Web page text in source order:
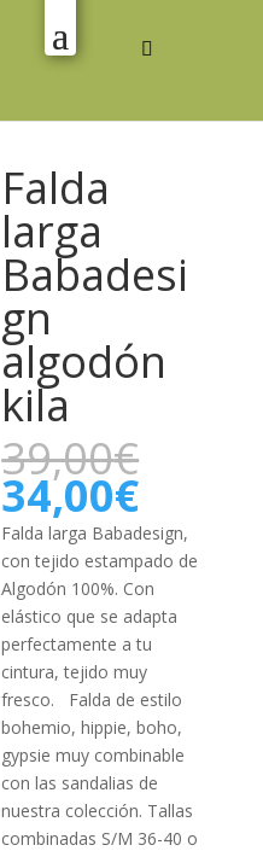
Falda
larga
Babadesi
gn
algodón
kila
39,00€
era:
34,00€El
actual
es:
Falda larga Babadesign,
con tejido estampado de
Algodón 100%. Con
elástico que se adapta
perfectamente a tu
cintura, tejido muy
fresco. Falda de estilo
bohemio, hippie, boho,
gypsie muy combinable
con las sandalias de
nuestra colección. Tallas
combinadas S/M 36-40 o